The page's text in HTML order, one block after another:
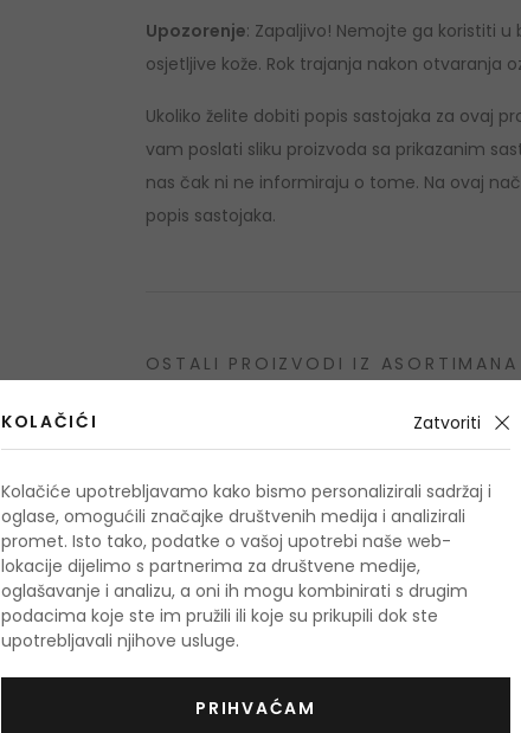
Upozorenje: Zapaljivo! Nemojte ga koristiti u
osjetljive kože. Rok trajanja nakon otvaranja
Ukoliko želite dobiti popis sastojaka za ovaj
vam poslati sliku proizvoda sa prikazanim
nas čak ni ne informiraju o tome. Na ovaj
popis sastojaka.
OSTALI PROIZVODI IZ ASORTIMANA
Calvin Klein
-10%. KOD: OUTLET10
KOLAČIĆI Zatvoriti
Kolačiće upotrebljavamo kako bismo personalizirali sadržaj i
oglase, omogućili značajke društvenih medija i analizirali
promet. Isto tako, podatke o vašoj upotrebi naše web-
lokacije dijelimo s partnerima za društvene medije,
oglašavanje i analizu, a oni ih mogu kombinirati s drugim
podacima koje ste im pružili ili koje su prikupili dok ste
upotrebljavali njihove usluge.
PRIHVAĆAM